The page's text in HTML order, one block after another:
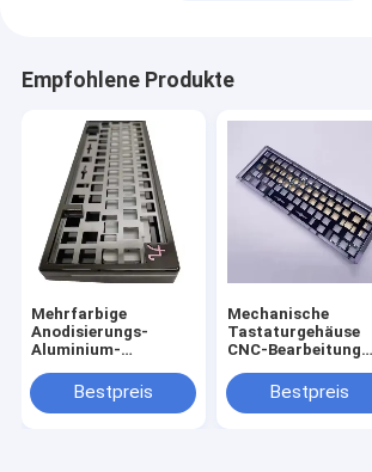
Empfohlene Produkte
Mehrfarbige
Anodisierungs-
Aluminium-
Bestpreis
Mechanische
Tastaturgehäuse
CNC-Bearbeitung
Aluminium anodiert
für 60% 75%
Bestpreis